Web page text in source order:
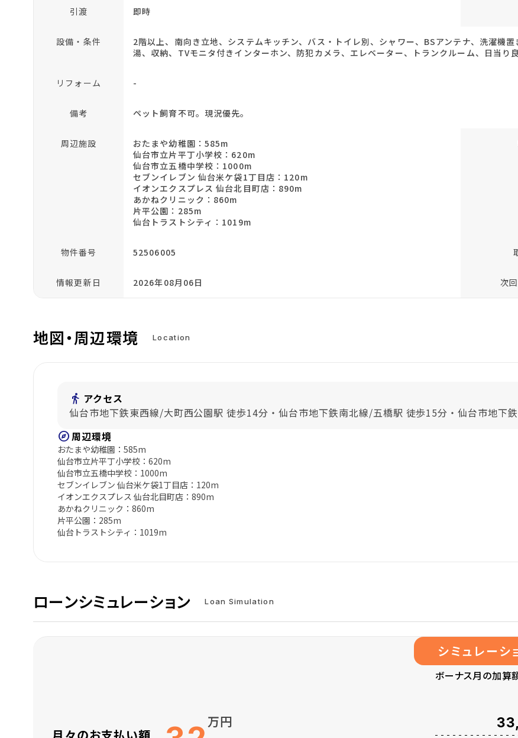
引渡 即時
設備・条件
2階以上、南向き立地、システムキッチン、バス・トイレ別、シャワー、BSアンテナ、洗濯機
湯、収納、TVモニタ付きインターホン、防犯カメラ、エレベーター、トランクルーム、日当り
リフォーム -
備考 ペット飼育不可。現況優先。
周辺施設
おたまや幼稚園：585m
仙台市立片平丁小学校：620m
仙台市立五橋中学校：1000m
セブンイレブン 仙台米ケ袋1丁目店：120m
イオンエクスプレス 仙台北目町店：890m
あかねクリニック：860m
片平公園：285m
仙台トラストシティ：1019m
物件番号 52506005
情報更新日 2026年08月06日 次
地図・周辺環境 Location
directions_walk アクセス
仙台市地下鉄東西線/大町西公園駅 徒歩14分・仙台市地下鉄南北線/五橋駅 徒歩15分・仙台市地下
explore周辺環境
おたまや幼稚園：585m
仙台市立片平丁小学校：620m
仙台市立五橋中学校：1000m
セブンイレブン 仙台米ケ袋1丁目店：120m
イオンエクスプレス 仙台北目町店：890m
あかねクリニック：860m
片平公園：285m
仙台トラストシティ：1019m
ローンシミュレーション Loan Simulation
シミュレーシ
万円
ボーナス月の加算額